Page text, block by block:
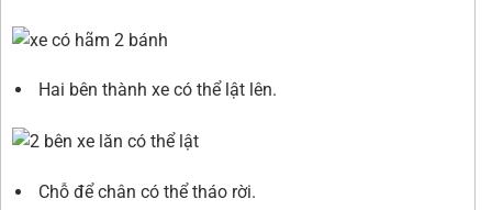
Hai bên thành xe có thể lật lên.
Chỗ để chân có thể tháo rời.